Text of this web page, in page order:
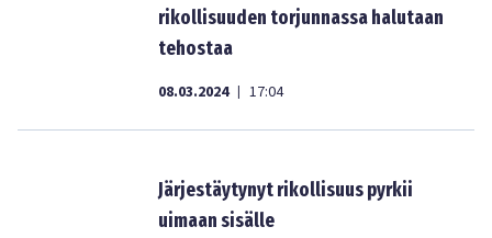
rikollisuuden torjunnassa halutaan
tehostaa
08.03.2024 | 17:04
Järjestäytynyt rikollisuus pyrkii
uimaan sisälle